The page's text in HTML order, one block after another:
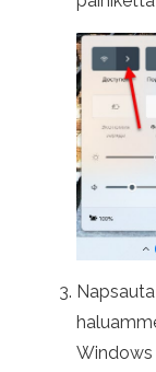
Windows